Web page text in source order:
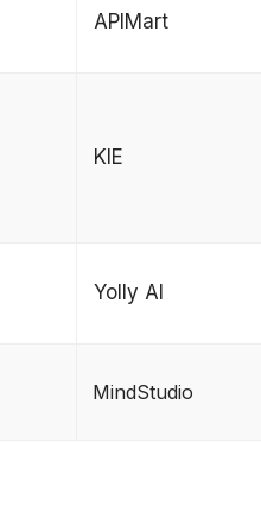
APIMart
KIE
Yolly AI
MindStudio